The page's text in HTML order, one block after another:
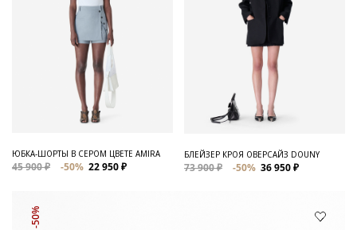
ЮБКА-ШОРТЫ В СЕРОМ ЦВЕТЕ AMIRA
45 900 ₽ -50% 22 950 ₽
БЛЕЙЗЕР КРОЯ ОВЕРСАЙЗ DOUNY
73 900 ₽ -50% 36 950 ₽
-50%